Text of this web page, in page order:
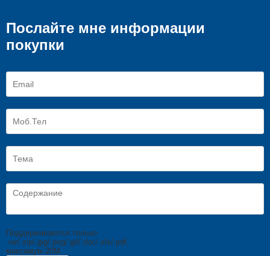
Послайте мне информации
покупки
Поддерживаются только
.rar/.zip/.jpg/.png/.gif/.doc/.xls/.pdf,
максимум 20M